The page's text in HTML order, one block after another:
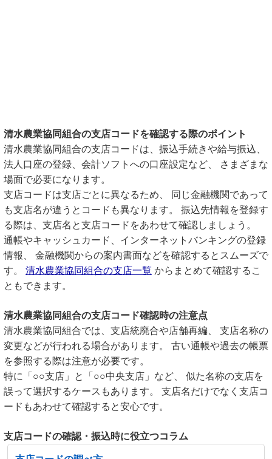
清水農業協同組合の支店コードを確認する際のポイント
清水農業協同組合の支店コードは、振込手続きや給与振込、
法人口座の登録、会計ソフトへの口座設定など、 さまざまな
場面で必要になります。
支店コードは支店ごとに異なるため、 同じ金融機関であって
も支店名が違うとコードも異なります。 振込先情報を登録す
る際は、支店名と支店コードをあわせて確認しましょう。
通帳やキャッシュカード、インターネットバンキングの登録
情報、 金融機関からの案内書面などを確認するとスムーズで
す。 清水農業協同組合の支店一覧 からまとめて確認するこ
ともできます。
清水農業協同組合の支店コード確認時の注意点
清水農業協同組合では、支店統廃合や店舗再編、 支店名称の
変更などが行われる場合があります。 古い通帳や過去の帳票
を参照する際は注意が必要です。
特に「○○支店」と「○○中央支店」など、 似た名称の支店を
誤って選択するケースもあります。 支店名だけでなく支店コ
ードもあわせて確認すると安心です。
支店コードの確認・振込時に役立つコラム